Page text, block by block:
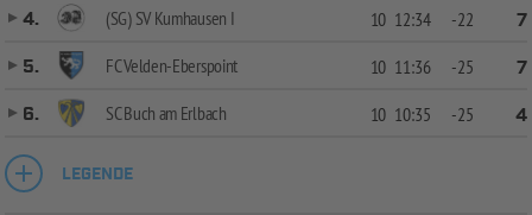
4.
(SG) SV Kumhausen I 10 12:34 -22
7
5.
FC Velden-Eberspoint 10 11:36 -25
7
6.
SC Buch am Erlbach 10 10:35 -25 4
LEGENDE